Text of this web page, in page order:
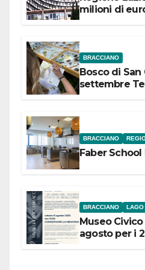
milioni di
BRACCIANO
Bosco di San
settembre
BRACCIANO
Faber School
BRACCIANO LAGO
Museo Civico
agosto per i